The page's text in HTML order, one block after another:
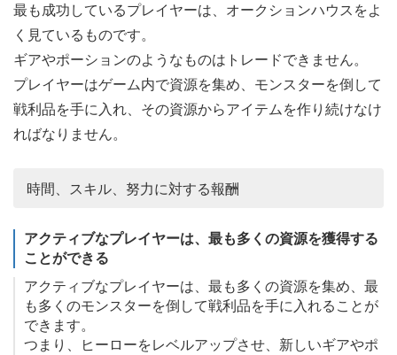
最も成功しているプレイヤーは、オークションハウスをよ
く見ているものです。
ギアやポーションのようなものはトレードできません。
プレイヤーはゲーム内で資源を集め、モンスターを倒して
戦利品を手に入れ、その資源からアイテムを作り続けなけ
ればなりません。
時間、スキル、努力に対する報酬
アクティブなプレイヤーは、最も多くの資源を獲得する
ことができる
アクティブなプレイヤーは、最も多くの資源を集め、最
も多くのモンスターを倒して戦利品を手に入れることが
できます。
つまり、ヒーローをレベルアップさせ、新しいギアやポ